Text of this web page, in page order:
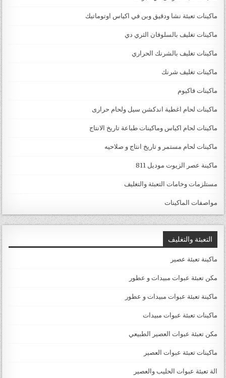
ماكينات تعبئة نشا ودقيق وبن في اكياس اوتوماتيك
ماكينات تغليف بالسلوفان الثري دي
ماكينات تغليف بالشرنك الحراري
ماكينات تغليف شرنك
ماكينات فاكيوم
ماكينات لحام اغطية اندكشن سيل ولحام حرارى
ماكينات لحام اكياس وماكينات طباعة تاريخ الانتاج
ماكينات لحام مستمر و تاريخ انتاج و صلاحيه
ماكينة عصر الزيوت موديل 811
مستلزمات وخامات التعبئة والتغليف
مواصفات الماكينات
التعبئة والتغليف
ماكينة تعبئة عصير
مكن تعبئة عبوات مبيدات و عطور
ماكينة تعبئة عبوات مبيدات و عطور
ماكينات تعبئة عبوات مبيدات
مكن تعبئة عبوات العصير الطبيعي
ماكينات تعبئة عبوات العصير
الة تعبئة عبوات الحليب والعصير